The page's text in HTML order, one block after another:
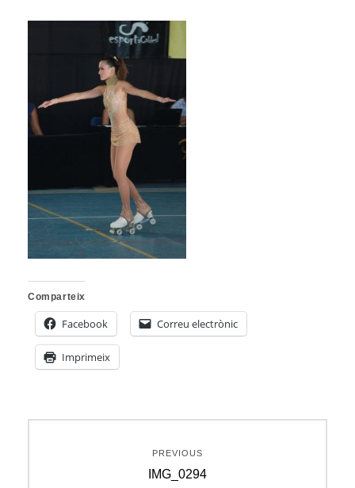
Comparteix
Facebook Correu electrònic
Imprimeix
PREVIOUS
Previous
IMG_0294